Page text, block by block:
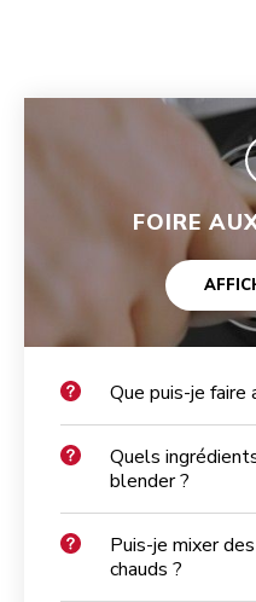
FOIRE
Que puis-je faire
Quels
blender ?
Puis-je mixer
chauds ?